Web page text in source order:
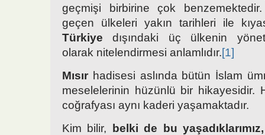
geçmişi birbirine çok
geçen ülkeleri yakın tarihleri ile
Türkiyedışındaki üç ülkenin
olarak nitelendirmesi anlamlıdır.[1]
Mısır hadisesi aslında bütün İslam
meselelerinin hüzünlü bir hikayesidir.
coğrafyası aynı kaderi yaşamaktadır.
Kim bilir,
belki de bu yaşadıklarımız,